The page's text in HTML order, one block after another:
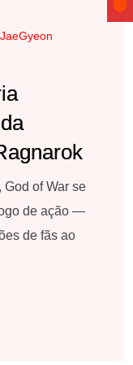
JaeGyeon
of War se
de ação —
de fãs ao